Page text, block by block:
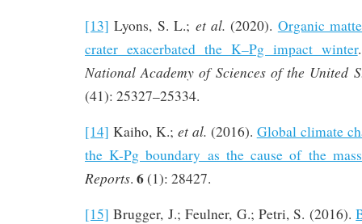
[13] Lyons, S. L.; et al. (2020). Organic
crater exacerbated the K–Pg impact winter
National Academy of Sciences of the United
(41): 25327–25334.
[14] Kaiho, K.; et al. (2016). Global climate
the K-Pg boundary as the cause of the
Reports. 6(1): 28427.
[15] Brugger, J.; Feulner, G.; Petri, S. (2016).